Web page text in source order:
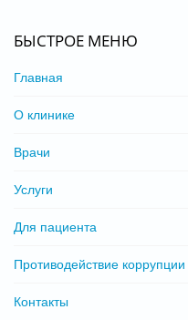
БЫСТРОЕ МЕНЮ
Главная
О клинике
Врачи
Услуги
Для пациента
Противодействие коррупции
Контакты